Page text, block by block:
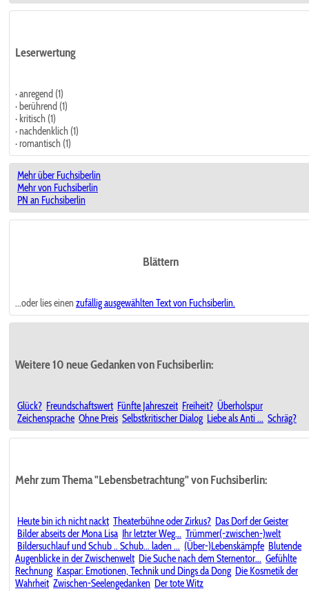
Leserwertung
· anregend (1)
· berührend (1)
· kritisch (1)
· nachdenklich (1)
· romantisch (1)
Mehr über Fuchsiberlin
Mehr von Fuchsiberlin
PN an Fuchsiberlin
Blättern
...oder lies einen zufällig ausgewählten Text von Fuchsiberlin.
Weitere 10 neue Gedanken von Fuchsiberlin:
Glück? Freundschaftswert Fünfte Jahreszeit Freiheit? Überholspur
Zeichensprache Ohne Preis Selbstkritischer Dialog Liebe als Anti ... Schräg?
Mehr zum Thema "Lebensbetrachtung" von Fuchsiberlin:
Heute bin ich nicht nackt Theaterbühne oder Zirkus? Das Dorf der Geister
Bilder abseits der Mona Lisa Ihr letzter Weg... Trümmer(-zwischen-)welt
Bildersuchlauf und Schub .. Schub... laden ... (Über-)Lebenskämpfe Blutende
Augenblicke in der Zwischenwelt Die Suche nach dem Sternentor... Gefühlte
Rechnung Kaspar: Emotionen, Technik und Dings da Dong Die Kosmetik der
Wahrheit Zwischen-Seelengedanken Der tote Witz